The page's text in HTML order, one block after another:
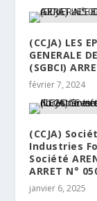
(CCJA) LES
GENERALE
(SGBCI)
février 7, 2024
(CCJA)
Industries
Société
ARRET N°
janvier 6, 2025